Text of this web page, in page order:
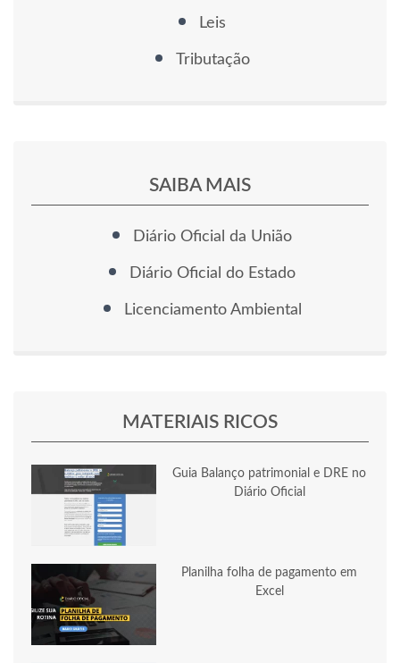
Leis
Tributação
SAIBA MAIS
Diário Oficial da União
Diário Oficial do Estado
Licenciamento Ambiental
MATERIAIS RICOS
Guia Balanço patrimonial e DRE no
Diário Oficial
Planilha folha de pagamento em
Excel